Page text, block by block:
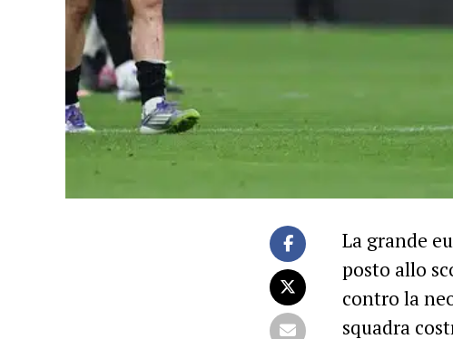
La grande
posto allo
contro la
squadra